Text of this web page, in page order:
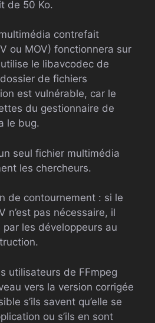
de 50 Ko.
contrefait
ou MOV) fonctionnera sur
le libavcodec de
de fichiers
est vulnérable, car le
du gestionnaire de
le bug.
seul fichier multimédia
les chercheurs.
de contournement : si le
n’est pas nécessaire, il
les développeurs au
utilisateurs de FFmpeg
vers la version corrigée
s’ils savent qu’elle se
ou s’ils en sont